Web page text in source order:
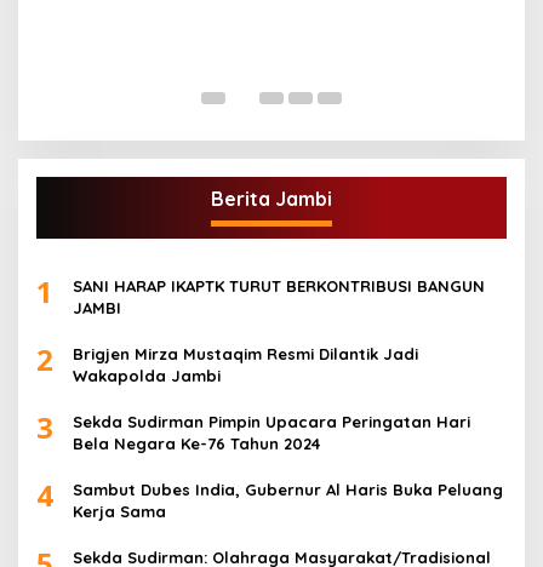
Berita Jambi
1
SANI HARAP IKAPTK TURUT BERKONTRIBUSI BANGUN
JAMBI
2
Brigjen Mirza Mustaqim Resmi Dilantik Jadi
Wakapolda Jambi
3
Sekda Sudirman Pimpin Upacara Peringatan Hari
Bela Negara Ke-76 Tahun 2024
4
Sambut Dubes India, Gubernur Al Haris Buka Peluang
Kerja Sama
Sekda Sudirman: Olahraga Masyarakat/Tradisional